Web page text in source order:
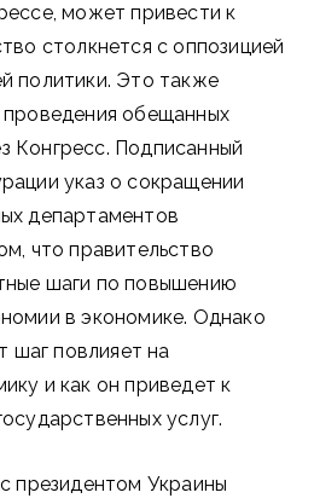
может привести к
столкнется с оппозицией
политики. Это также
обещанных
Конгресс. Подписанный
указ о сокращении
департаментов
что правительство
шаги по повышению
в экономике. Однако
шаг повлияет на
и как он приведет к
услуг.
президентом Украины